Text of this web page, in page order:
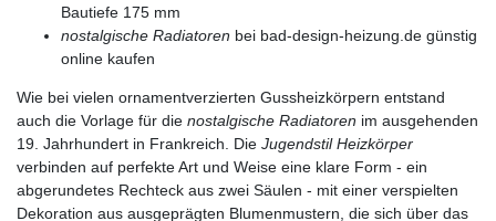
Bautiefe 175 mm
nostalgische Radiatoren bei bad-design-heizung.de günstig
online kaufen
Wie bei vielen ornamentverzierten Gussheizkörpern entstand
auch die Vorlage für die nostalgische Radiatoren im ausgehenden
19. Jahrhundert in Frankreich. Die Jugendstil Heizkörper
verbinden auf perfekte Art und Weise eine klare Form - ein
abgerundetes Rechteck aus zwei Säulen - mit einer verspielten
Dekoration aus ausgeprägten Blumenmustern, die sich über das